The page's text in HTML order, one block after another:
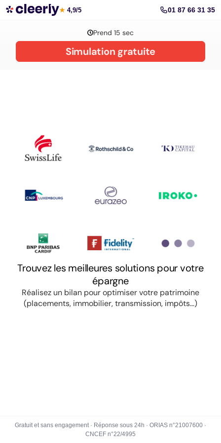
La gestion de patrimoine avec Cleerly
★ 4,9/5 01 87 66 31 35
Gratuit et sans engagement · Réponse sous 24h · ORIAS n°21007600 ·
CNCEF n°22/4995